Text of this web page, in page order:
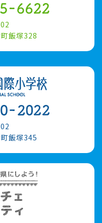
飯塚328
飯塚345